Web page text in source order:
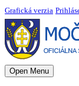
Grafická verzia
Open Menu